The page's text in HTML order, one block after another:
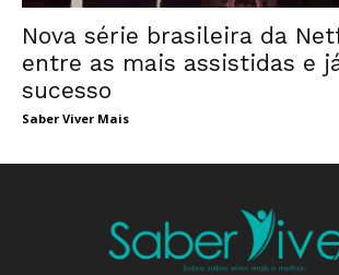
Nova série brasileira da
entre as mais assistidas e
sucesso
Saber Viver Mais